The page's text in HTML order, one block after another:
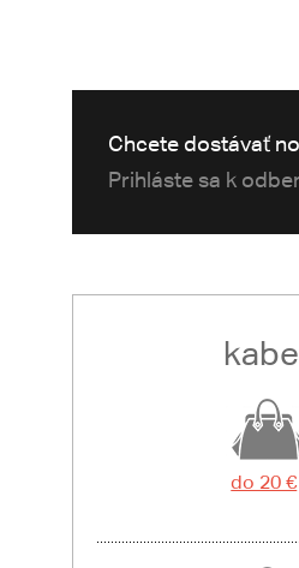
Chcete dostávať
Prihláste sa k
do 20 €